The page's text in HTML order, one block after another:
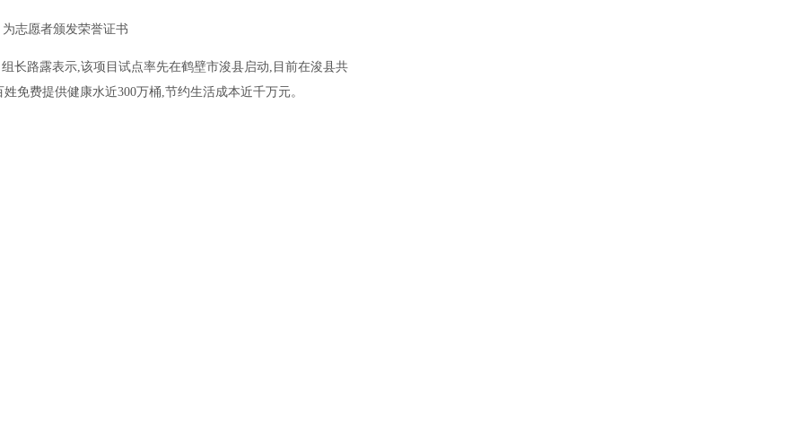
为志愿者颁发荣誉证书
长路露表示,该项目试点率先在鹤壁市浚县启动,目前在浚县共
免费提供健康水近300万桶,节约生活成本近千万元。